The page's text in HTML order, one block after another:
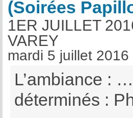
(Soirées
1ER JUILLET
VAREY
mardi 5 juillet 2016
L’ambiance :
déterminés :